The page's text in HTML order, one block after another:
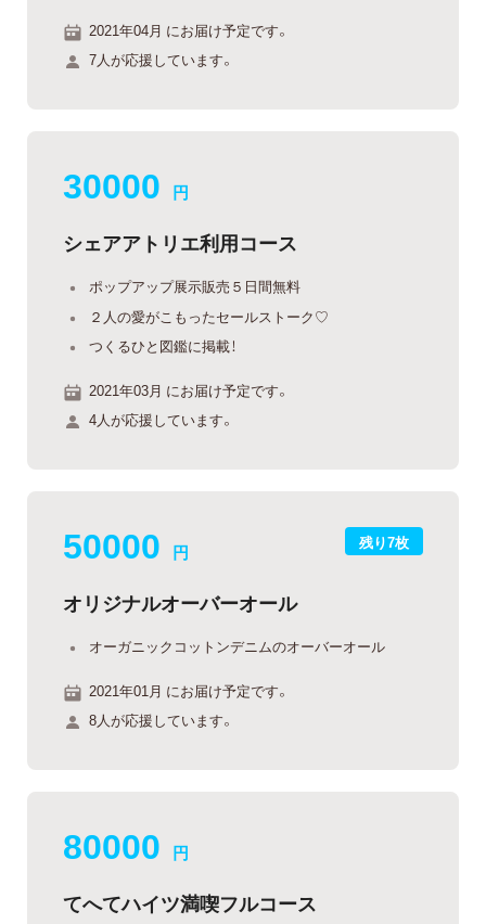
2021年04月 にお届け予定です。
7人が応援しています。
30000 円
シェアアトリエ利用コース
ポップアップ展示販売５日間無料
２人の愛がこもったセールストーク♡
つくるひと図鑑に掲載！
2021年03月 にお届け予定です。
4人が応援しています。
残り7枚
50000 円
オリジナルオーバーオール
オーガニックコットンデニムのオーバーオール
2021年01月 にお届け予定です。
8人が応援しています。
80000 円
てへてハイツ満喫フルコース